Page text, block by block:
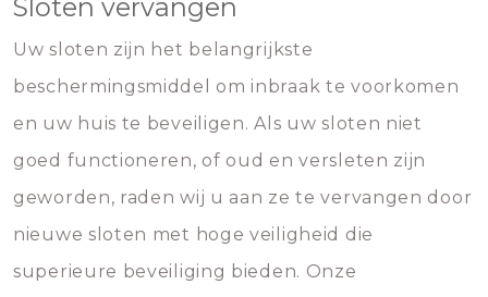
Sloten vervangen
Uw sloten zijn het belangrijkste
beschermingsmiddel om inbraak te voorkomen
en uw huis te beveiligen. Als uw sloten niet
goed functioneren, of oud en versleten zijn
geworden, raden wij u aan ze te vervangen door
nieuwe sloten met hoge veiligheid die
superieure beveiliging bieden. Onze